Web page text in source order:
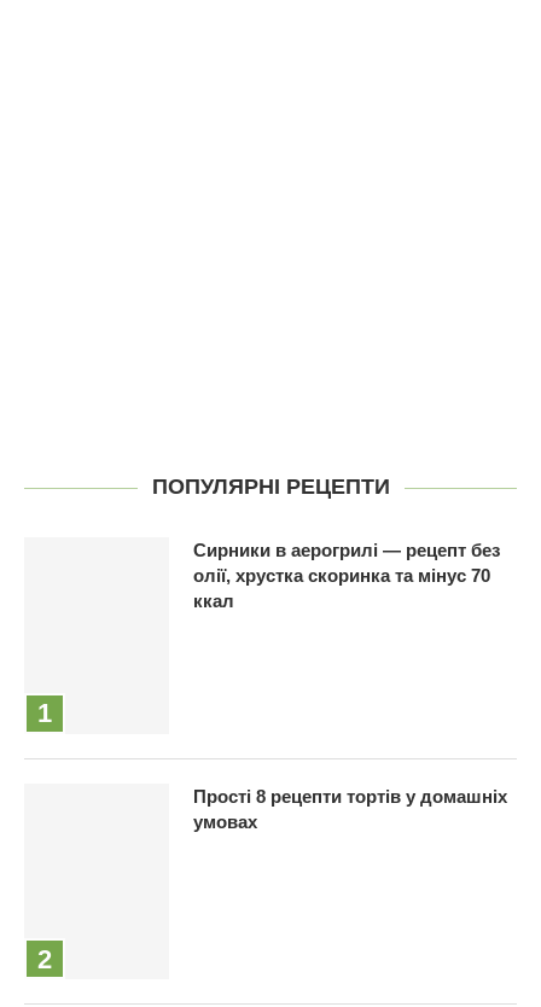
ПОПУЛЯРНІ РЕЦЕПТИ
Сирники в аерогрилі — рецепт без
олії, хрустка скоринка та мінус 70
ккал
Прості 8 рецепти тортів у домашніх
умовах